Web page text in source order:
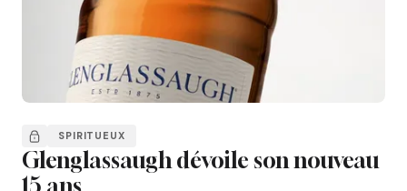
SPIRITUEUX
Glenglassaugh dévoile son nouveau
15 ans